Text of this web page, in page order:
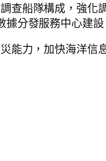
查船隊構成，強化
據分發服務中心建
能力，加快海洋信